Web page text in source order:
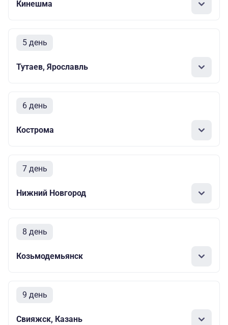
Кинешма
5 день
Тутаев, Ярославль
6 день
Кострома
7 день
Нижний Новгород
8 день
Козьмодемьянск
9 день
Свияжск, Казань